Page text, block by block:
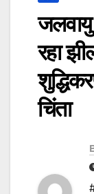
जलवायु
रहा
चिंता